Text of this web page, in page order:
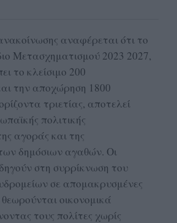
αναφέρεται ότι το
Μετασχηματισμού 2023 2027,
το κλείσιμο 200
την αποχώρηση 1800
τριετίας, αποτελεί
πολιτικής
αγοράς και της
των δημόσιων αγαθών. Οι
στη συρρίκνωση του
σε απομακρυσμένες
οικονομικά
τους πολίτες χωρίς